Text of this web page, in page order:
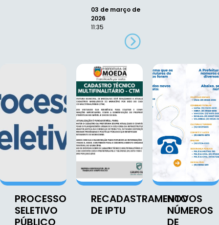
03 de março de
2026
11:35
PROCESSO
SELETIVO
PÚBLICO
RECADASTRAMENTO
DE IPTU
NOVOS
NÚMEROS
DE